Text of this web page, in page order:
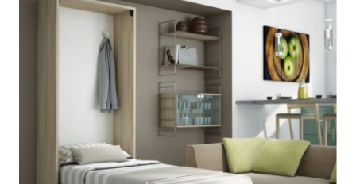
Arredo giardino
Tende da sole
Gazebo
Fai da te in giardino
Il fai da te in bagno
Casa fai da te
Bricolage